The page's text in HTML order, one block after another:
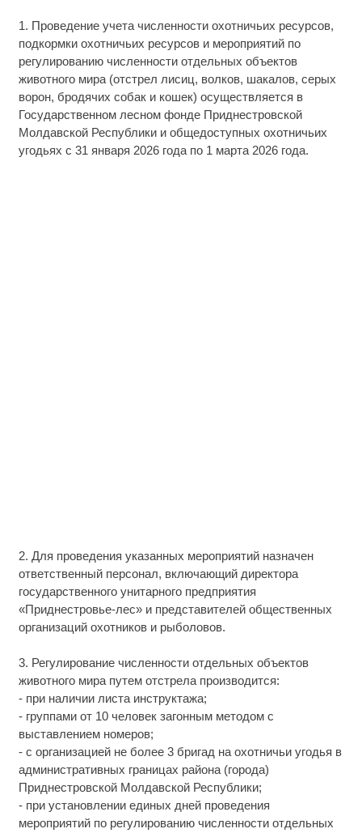
1. Проведение учета численности охотничьих ресурсов,
подкормки охотничьих ресурсов и мероприятий по
регулированию численности отдельных объектов
животного мира (отстрел лисиц, волков, шакалов, серых
ворон, бродячих собак и кошек) осуществляется в
Государственном лесном фонде Приднестровской
Молдавской Республики и общедоступных охотничьих
угодьях с 31 января 2026 года по 1 марта 2026 года.
2. Для проведения указанных мероприятий назначен
ответственный персонал, включающий директора
государственного унитарного предприятия
«Приднестровье-лес» и представителей общественных
организаций охотников и рыболовов.
3. Регулирование численности отдельных объектов
животного мира путем отстрела производится:
- при наличии листа инструктажа;
- группами от 10 человек загонным методом с
выставлением номеров;
- с организацией не более 3 бригад на охотничьи угодья в
административных границах района (города)
Приднестровской Молдавской Республики;
- при установлении единых дней проведения
мероприятий по регулированию численности отдельных